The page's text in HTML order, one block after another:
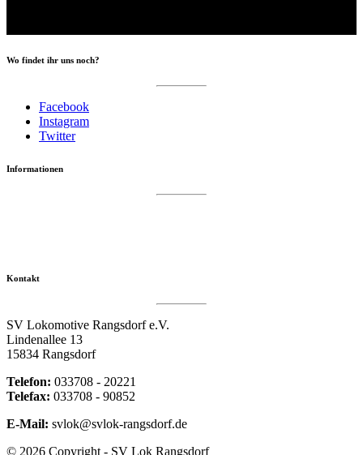
Wo findet ihr uns noch?
Facebook
Instagram
Twitter
Informationen
Kontakt
SV Lokomotive Rangsdorf e.V.
Lindenallee 13
15834 Rangsdorf
Telefon: 033708 - 20221
Telefax: 033708 - 90852
E-Mail: svlok@svlok-rangsdorf.de
© 2026 Copyright - SV Lok Rangsdorf